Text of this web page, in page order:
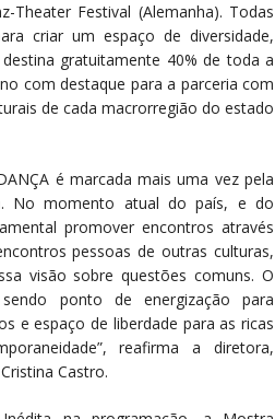
Theater Festival (Alemanha). Todas
criar um espaço de diversidade,
gratuitamente 40% de toda a
com destaque para a parceria com
de cada macrorregião do estado
é marcada mais uma vez pela
No momento atual do país, e do
promover encontros através
pessoas de outras culturas,
visão sobre questões comuns. O
ponto de energização para
e espaço de liberdade para as ricas
reafirma a diretora,
Castro.